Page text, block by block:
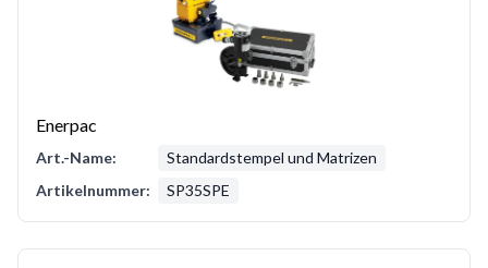
Enerpac
Art.-Name:
Standardstempel und Matrizen
Artikelnummer:
SP35SPE